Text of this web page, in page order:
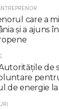
care a
și a ajuns
de
de energie la